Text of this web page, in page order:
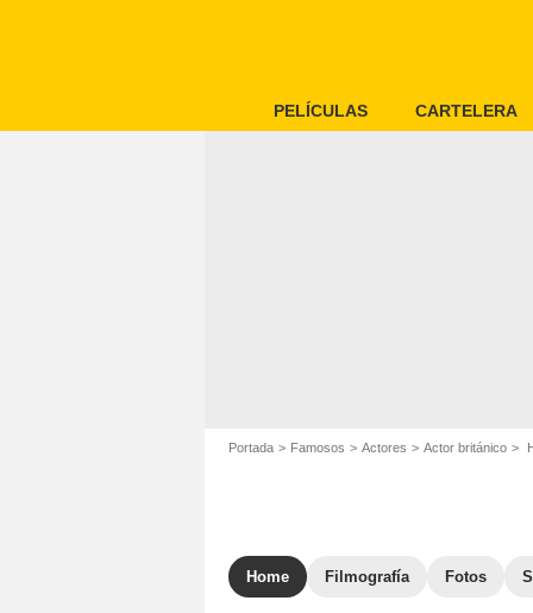
PELÍCULAS CARTELERA
Portada Famosos Actores Actor británico
Home Filmografía Fotos